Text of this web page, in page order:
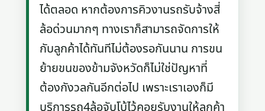
ได้ตลอด หากต้องการคิวงานรถรับจ้างสี่
ล้อด่วนมากๆ ทางเราก็สามารถจัดการให้
กับลูกค้าได้ทันทีไม่ต้องรอกันนาน การขน
ย้ายขนของข้ามจังหวัดก็ไม่ใช่ปัญหาที่
ต้องกังวลกันอีกต่อไป เพราะเราเองก็มี
บริการรถ4ล้อจับโบ้ไว้คอยรับงานให้ลูกค้า